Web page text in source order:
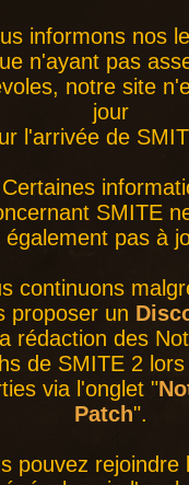
informons nos
n'ayant pas
notre site
jour
l'arrivée de
Certaines
SMITE
également pas à
continuons
proposer un
rédaction des
de SMITE 2
via l'onglet "
Patch".
pouvez rejoindre